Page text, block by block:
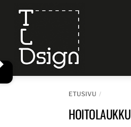
content
ETUSIVU
HOITOLAUKKU